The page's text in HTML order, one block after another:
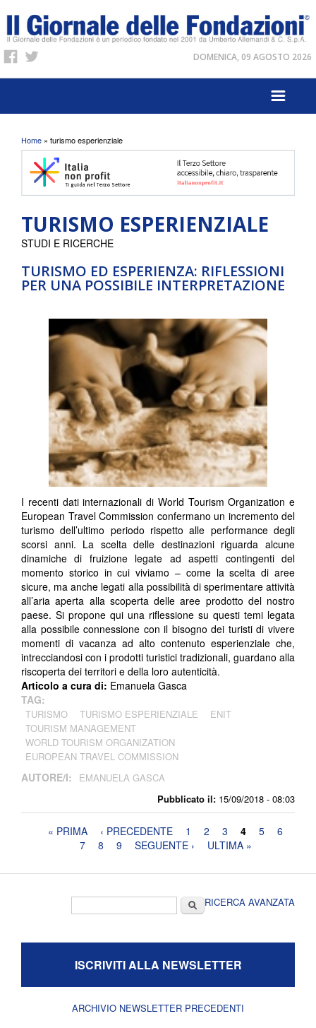
DOMENICA, 09 AGOSTO 2026
Tu sei qui
Home » turismo esperienziale
TURISMO ESPERIENZIALE
TURISMO ED ESPERIENZA: RIFLESSIONI
PER UNA POSSIBILE INTERPRETAZIONE
Pubblicato il: 15/09/2018 - 08:03
STUDI E RICERCHE
I recenti dati internazionali di World Tourism Organization e
European Travel Commission confermano un incremento del
turismo dell’ultimo periodo rispetto alle performance degli
scorsi anni. La scelta delle destinazioni riguarda alcune
dinamiche di fruizione legate ad aspetti contingenti del
momento storico in cui viviamo – come la scelta di aree
sicure, ma anche legati alla possibilità di sperimentare attività
all’aria aperta alla scoperta delle aree prodotto del nostro
paese. Si propone qui una riflessione su questi temi legata
alla possibile connessione con il bisogno dei turisti di vivere
momenti di vacanza ad alto contenuto esperienziale che,
intrecciandosi con i prodotti turistici tradizionali, guardano alla
riscoperta dei territori e della loro autenticità.
Articolo a cura di: Emanuela Gasca
TAG:
TURISMO TURISMO ESPERIENZIALE
ENIT
TOURISM MANAGEMENT
WORLD TOURISM ORGANIZATION
EUROPEAN TRAVEL COMMISSION
AUTORE/I: EMANUELA GASCA
Pagine« PRIMA ‹ PRECEDENTE 1 2 3 4 5
6
7
8 9 SEGUENTE › ULTIMA »
CercaRICERCA AVANZATA
ISCRIVITI ALLA NEWSLETTER
ARCHIVIO NEWSLETTER PRECEDENTI